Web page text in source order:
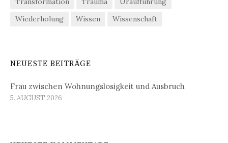
Wiederholung
Wissen Wissenschaft
NEUESTE BEITRÄGE
Frau zwischen Wohnungslosigkeit und Ausbruch
5. AUGUST 2026